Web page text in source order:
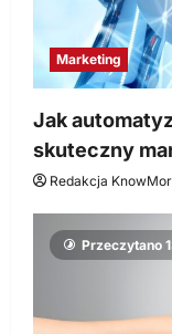
Marketing
Jak
skuteczny
Redakcja
Przeczytano